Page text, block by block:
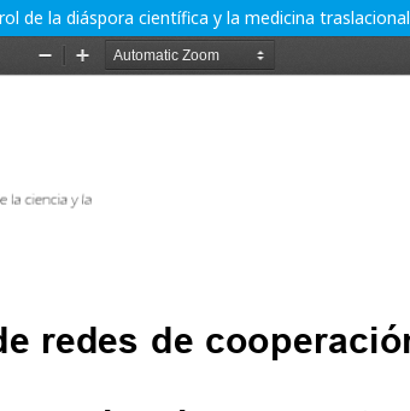
de la diáspora científica y la medicina traslacional